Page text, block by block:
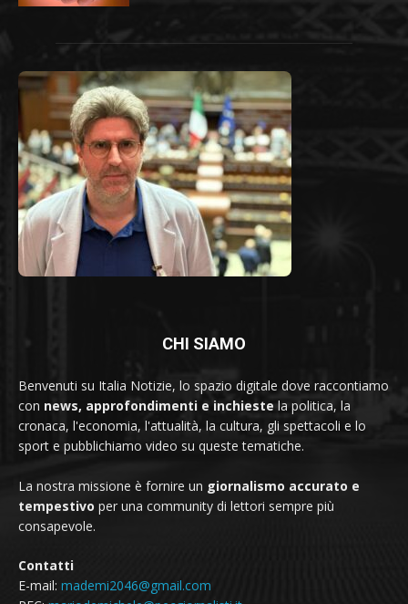
CHI SIAMO
Benvenuti su Italia Notizie, lo spazio digitale dove raccontiamo
con news, approfondimenti e inchieste la politica, la
cronaca, l'economia, l'attualità, la cultura, gli spettacoli e lo
sport e pubblichiamo video su queste tematiche.
La nostra missione è fornire un giornalismo accurato e
tempestivo per una community di lettori sempre più
consapevole.
Contatti
E-mail: mademi2046@gmail.com